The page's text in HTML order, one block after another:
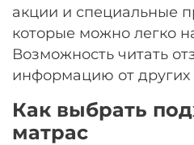
акции и специальные
которые можно легко
Возможность читать
информацию от других
Как выбрать
матрас